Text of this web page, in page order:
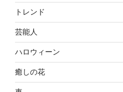
トレンド
芸能人
ハロウィーン
癒しの花